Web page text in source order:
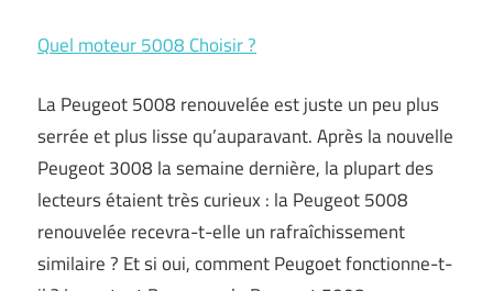
Quel moteur 5008 Choisir ?
La Peugeot 5008 renouvelée est juste un peu plus
serrée et plus lisse qu’auparavant. Après la nouvelle
Peugeot 3008 la semaine dernière, la plupart des
lecteurs étaient très curieux : la Peugeot 5008
renouvelée recevra-t-elle un rafraîchissement
similaire ? Et si oui, comment Peugoet fonctionne-t-